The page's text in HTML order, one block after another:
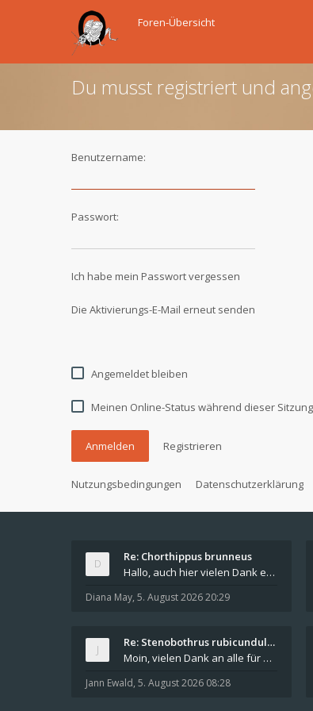
Foren-Übersicht
Du musst registriert und
Benutzername:
Passwort:
Ich habe mein Passwort vergessen
Die Aktivierungs-E-Mail erneut senden
Angemeldet bleiben
Meinen Online-Status während dieser
Anmelden Registrieren
Nutzungsbedingungen Datenschutzerklärung
Re: Chorthippus brunneus
Hallo, auch hier vielen Dank euch beiden. Das dopp
Diana May, 5. August 2026 20:29
Re: Stenobothrus rubicundulus?
Moin, vielen Dank an alle für die Hinweise und di
Jann Ewald, 5. August 2026 08:28